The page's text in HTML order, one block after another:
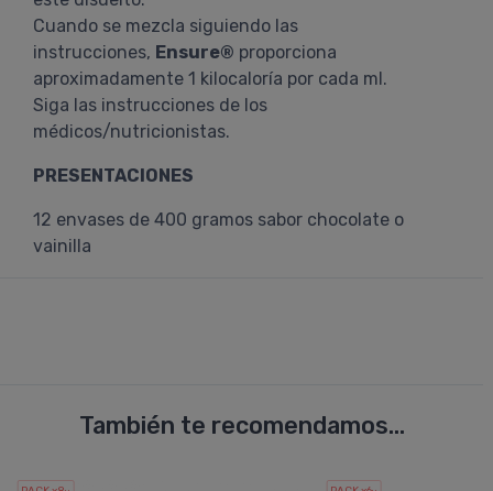
Cuando se mezcla siguiendo las
instrucciones, Ensure® proporciona
aproximadamente 1 kilocaloría por cada ml.
Siga las instrucciones de los
médicos/nutricionistas.
PRESENTACIONES
12 envases de 400 gramos sabor chocolate o
vainilla
También te recomendamos...